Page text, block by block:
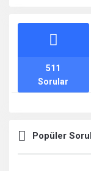
İstatistikler
Sorular
511
Popüler